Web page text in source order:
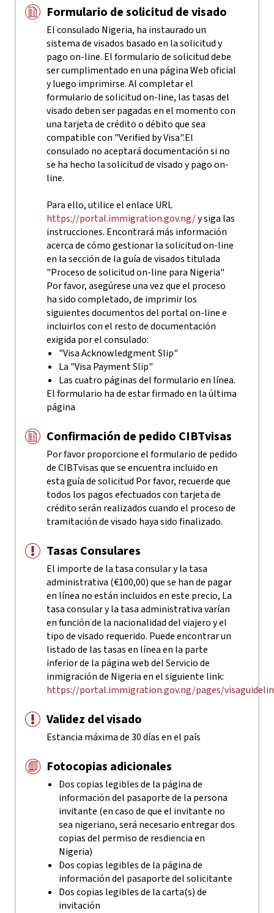
Formulario de solicitud de visado
El consulado Nigeria, ha instaurado un
sistema de visados basado en la solicitud y
pago on-line. El formulario de solicitud debe
ser cumplimentado en una página Web oficial
y luego imprimirse. Al completar el
formulario de solicitud on-line, las tasas del
visado deben ser pagadas en el momento con
una tarjeta de crédito o débito que sea
compatible con "Verified by Visa".El
consulado no aceptará documentación si no
se ha hecho la solicitud de visado y pago on-
line.
Para ello, utilice el enlace URL
https://portal.immigration.gov.ng/y siga las
instrucciones. Encontrará más información
acerca de cómo gestionar la solicitud on-line
en la sección de la guía de visados titulada
"Proceso de solicitud on-line para Nigeria"
Por favor, asegúrese una vez que el proceso
ha sido completado, de imprimir los
siguientes documentos del portal on-line e
incluirlos con el resto de documentación
exigida por el consulado:
"Visa Acknowledgment Slip"
La "Visa Payment Slip"
Las cuatro páginas del formulario en línea.
El formulario ha de estar firmado en la última
página
Confirmación de pedido CIBTvisas
Por favor proporcione el formulario de pedido
de CIBTvisas que se encuentra incluido en
esta guía de solicitud Por favor, recuerde que
todos los pagos efectuados con tarjeta de
crédito serán realizados cuando el proceso de
tramitación de visado haya sido finalizado.
Tasas Consulares
El importe de la tasa consular y la tasa
administrativa (€100,00) que se han de pagar
en línea no están incluidos en este precio, La
tasa consular y la tasa administrativa varían
en función de la nacionalidad del viajero y el
tipo de visado requerido. Puede encontrar un
listado de las tasas en línea en la parte
inferior de la página web del Servicio de
inmigración de Nigeria en el siguiente link:
https://portal.immigration.gov.ng/pages/
Validez del visado
Estancia máxima de 30 días en el país
Fotocopias adicionales
Dos copias legibles de la página de
información del pasaporte de la persona
invitante (en caso de que el invitante no
sea nigeriano, será necesario entregar dos
copias del permiso de resdiencia en
Nigeria)
Dos copias legibles de la página de
información del pasaporte del solicitante
Dos copias legibles de la carta(s) de
invitación